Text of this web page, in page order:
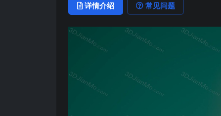
详情介绍 常见问题